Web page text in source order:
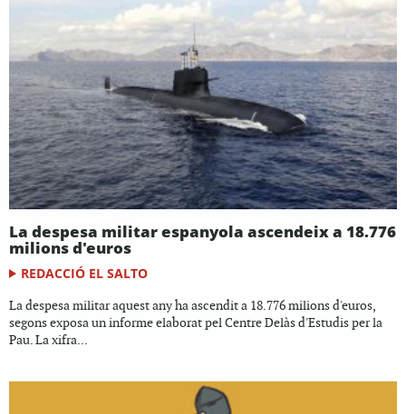
La despesa militar espanyola ascendeix a 18.776
milions d'euros
REDACCIÓ EL SALTO
La despesa militar aquest any ha ascendit a 18.776 milions d'euros,
segons exposa un informe elaborat pel Centre Delàs d'Estudis per la
Pau. La xifra...